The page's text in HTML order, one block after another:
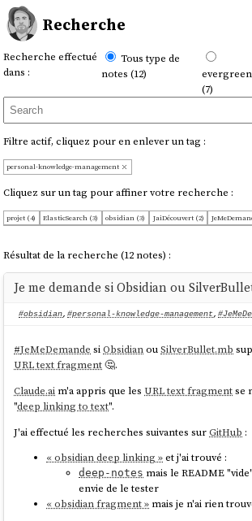
Recherche
Recherche effectué
dans :
Tous type de
notes (12)
(7)
Filtre actif, cliquez pour en enlever un tag :
personal-knowledge-management
Cliquez sur un tag pour affiner votre recherche :
projet (4) ElasticSearch (3) obsidian (3) JaiDécouvert (2)
Résultat de la recherche (12 notes) :
Je me demande si Obsidian ou
#obsidian, #personal-knowledge-management,
#JeMeDemande siObsidianouSilverBullet.mb
URL text fragment🤔.
Claude.ai m'a appris que lesURL text fragmentse
"deep linking to text".
J'ai effectué les recherches suivantes surGitHub :
« obsidian deep linking »et j'ai trouvé :
deep-notes mais le README
envie de le tester
« obsidian fragment » mais je n'ai rien